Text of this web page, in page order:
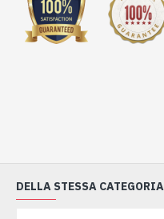
DELLA STESSA CATEGORIA